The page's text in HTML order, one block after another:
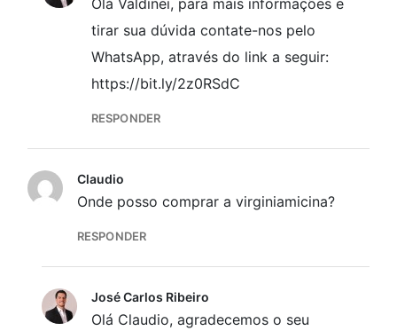
Olá Valdinei, para mais informações e
tirar sua dúvida contate-nos pelo
WhatsApp, através do link a seguir:
https://bit.ly/2z0RSdC
RESPONDER
Claudio
Onde posso comprar a virginiamicina?
RESPONDER
José Carlos Ribeiro
Olá Claudio, agradecemos o seu